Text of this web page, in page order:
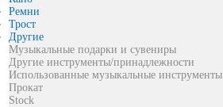
Pемни
Трост
Другие
Музыкальные подарки и сувениры
Другие инструменты/принадлежности
Использованные музыкальные инструменты
Прокат
Stock